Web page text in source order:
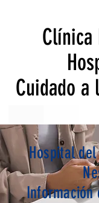
Cuidado a
Clínica
Hospital
Información